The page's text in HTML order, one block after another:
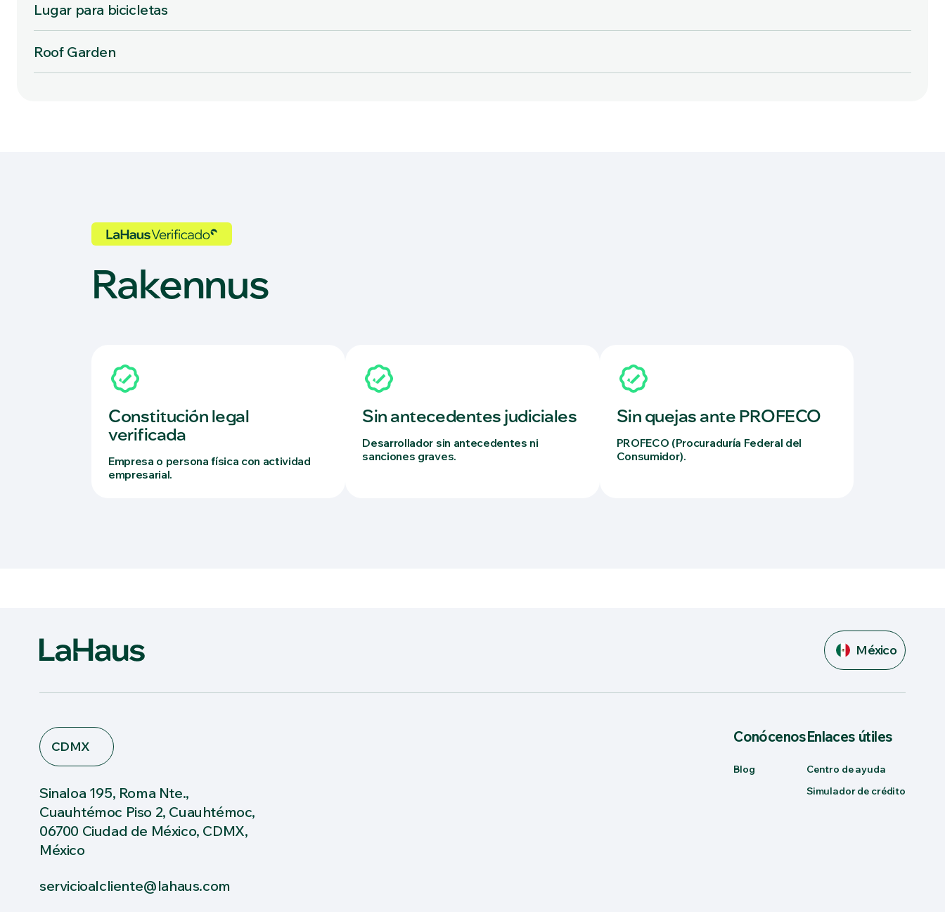
Lugar para bicicletas
Roof Garden
Rakennus
Constitución legal
verificada
Empresa o persona física con actividad
empresarial.
Sin antecedentes judiciales
Desarrollador sin antecedentes ni
sanciones graves.
Sin quejas ante PROFECO
PROFECO (Procuraduría Federal del
Consumidor).
México
CDMX
Sinaloa 195, Roma Nte.,
Cuauhtémoc Piso 2, Cuauhtémoc,
06700 Ciudad de México, CDMX,
México
servicioalcliente@lahaus.com
Conócenos
Blog
Enlaces útiles
Centro de ayuda
Simulador de crédito